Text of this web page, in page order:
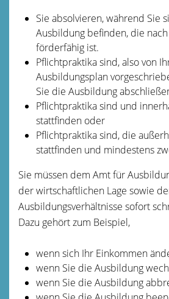
Sie absolvieren, während Sie
Ausbildung befinden, die
förderfähig ist.
Pflichtpraktika sind, also von
Ausbildungsplan
Sie die Ausbildung
Pflichtpraktika sind und
stattfinden oder
Pflichtpraktika sind, die
stattfinden und mindestens
Sie müssen dem Amt für
der wirtschaftlichen Lage sowie
Ausbildungsverhältnisse sofort
Dazu gehört zum Beispiel,
wenn sich Ihr Einkommen
wenn Sie die Ausbildung
wenn Sie die Ausbildung